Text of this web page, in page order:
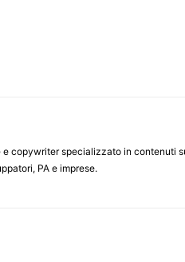
e copywriter specializzato in contenuti
PA e imprese.